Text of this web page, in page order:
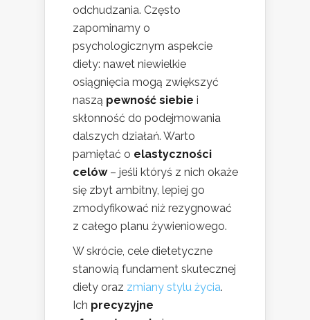
odchudzania. Często
zapominamy o
psychologicznym aspekcie
diety: nawet niewielkie
osiągnięcia mogą zwiększyć
naszą pewność siebie i
skłonność do podejmowania
dalszych działań. Warto
pamiętać o elastyczności
celów– jeśli któryś z nich okaże
się zbyt ambitny, lepiej go
zmodyfikować niż rezygnować
z całego planu żywieniowego.
W skrócie, cele dietetyczne
stanowią fundament skutecznej
diety oraz zmiany stylu życia.
Ich precyzyjne